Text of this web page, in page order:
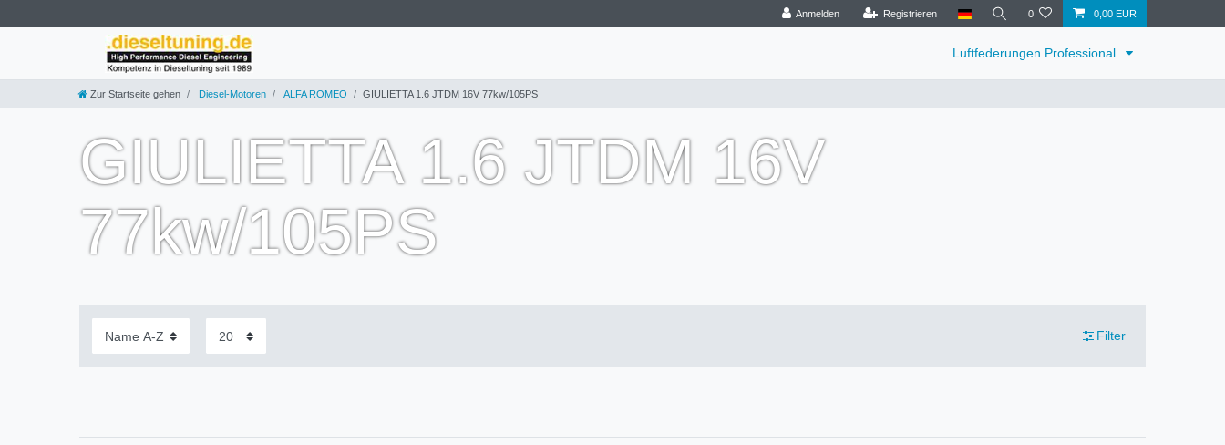
Anmelden Registrieren 0 0,00 EUR
Luftfederungen Professional
Zur Startseite gehen Diesel-Motoren ALFA ROMEO GIULIETTA 1.6 JTDM 16V 77kw/105PS
GIULIETTA 1.6 JTDM 16V
77kw/105PS
Filter